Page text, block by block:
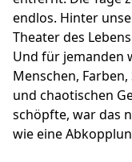
endlos. Hinter
Theater des
Und für jemanden
Menschen,
und chaotischen
schöpfte, war das
wie eine